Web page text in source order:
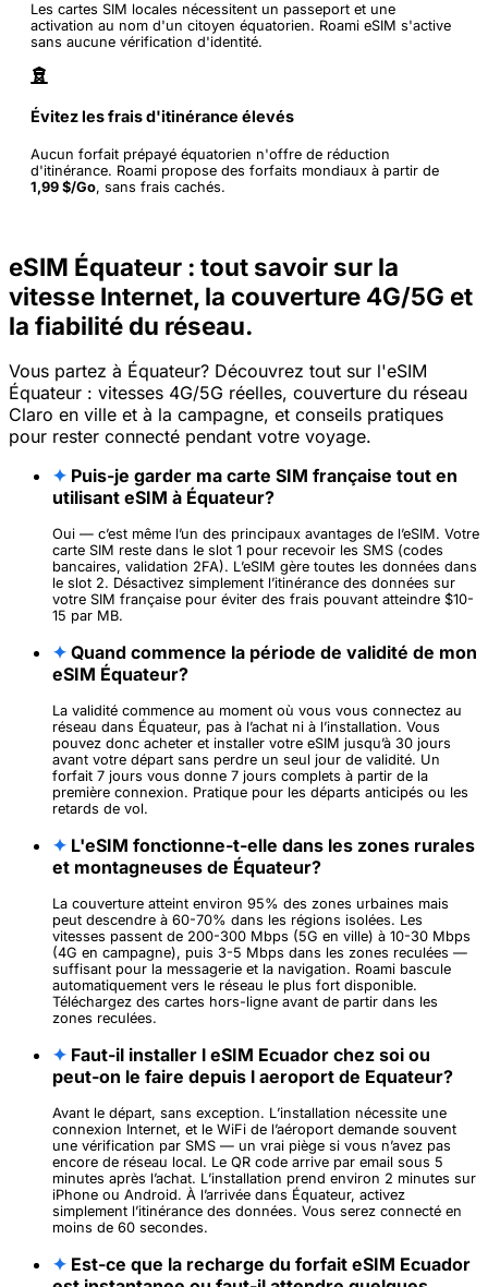
Les cartes SIM locales nécessitent un passeport et une
activation au nom d'un citoyen équatorien. Roami eSIM s'active
sans aucune vérification d'identité.
Évitez les frais d'itinérance élevés
Aucun forfait prépayé équatorien n'offre de réduction
d'itinérance. Roami propose des forfaits mondiaux à partir de
1,99 $/Go, sans frais cachés.
eSIM Équateur : tout savoir sur la
vitesse Internet, la couverture 4G/5G et
la fiabilité du réseau.
Vous partez à Équateur? Découvrez tout sur l'eSIM
Équateur : vitesses 4G/5G réelles, couverture du réseau
Claro en ville et à la campagne, et conseils pratiques
pour rester connecté pendant votre voyage.
✦ Puis-je garder ma carte SIM française tout en
utilisant eSIM à Équateur?
Oui — c’est même l’un des principaux avantages de l’eSIM. Votre
carte SIM reste dans le slot 1 pour recevoir les SMS (codes
bancaires, validation 2FA). L’eSIM gère toutes les données dans
le slot 2. Désactivez simplement l’itinérance des données sur
votre SIM française pour éviter des frais pouvant atteindre $10-
15 par MB.
✦ Quand commence la période de validité de mon
eSIM Équateur?
La validité commence au moment où vous vous connectez au
réseau dans Équateur, pas à l’achat ni à l’installation. Vous
pouvez donc acheter et installer votre eSIM jusqu’à 30 jours
avant votre départ sans perdre un seul jour de validité. Un
forfait 7 jours vous donne 7 jours complets à partir de la
première connexion. Pratique pour les départs anticipés ou les
retards de vol.
✦ L'eSIM fonctionne-t-elle dans les zones rurales
et montagneuses de Équateur?
La couverture atteint environ 95% des zones urbaines mais
peut descendre à 60-70% dans les régions isolées. Les
vitesses passent de 200-300 Mbps (5G en ville) à 10-30 Mbps
(4G en campagne), puis 3-5 Mbps dans les zones reculées —
suffisant pour la messagerie et la navigation. Roami bascule
automatiquement vers le réseau le plus fort disponible.
Téléchargez des cartes hors-ligne avant de partir dans les
zones reculées.
✦ Faut-il installer l eSIM Ecuador chez soi ou
peut-on le faire depuis l aeroport de Equateur?
Avant le départ, sans exception. L’installation nécessite une
connexion Internet, et le WiFi de l’aéroport demande souvent
une vérification par SMS — un vrai piège si vous n’avez pas
encore de réseau local. Le QR code arrive par email sous 5
minutes après l’achat. L’installation prend environ 2 minutes sur
iPhone ou Android. À l’arrivée dans Équateur, activez
simplement l’itinérance des données. Vous serez connecté en
moins de 60 secondes.
✦ Est-ce que la recharge du forfait eSIM Ecuador